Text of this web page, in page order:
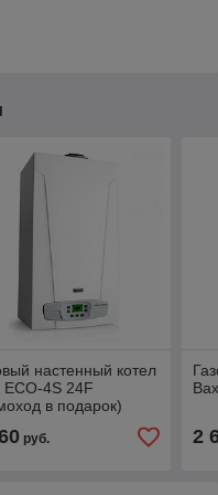
настенный котел
ECO-4S 24F
в подарок)
руб. 2